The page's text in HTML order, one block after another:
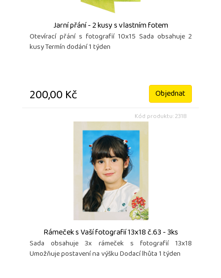
Jarní přání - 2 kusy s vlastním fotem
Otevírací přání s fotografií 10x15 Sada obsahuje 2
kusy Termín dodání 1 týden
200,00 Kč Objednat
Kód produktu: 2318
Rámeček s Vaší fotografií 13x18 č.63 - 3ks
Sada obsahuje 3x rámeček s fotografií 13x18
Umožňuje postavení na výšku Dodací lhůta 1 týden